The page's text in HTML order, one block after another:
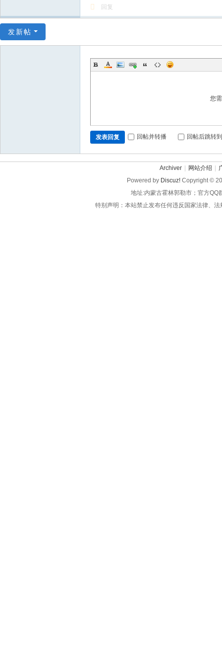
回复
发新帖
您
发表回复 回帖并转播 回帖后跳转
Archiver 网站介绍
Powered by Discuz! Copyright ©
地址:内蒙古霍林郭勒市；官方QQ
特别声明：本站禁止发布任何违反国家法律、